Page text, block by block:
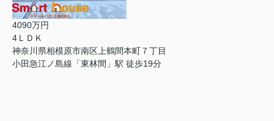
4090万円
4ＬＤＫ
神奈川県相模原市南区上鶴間本町７丁目
小田急江ノ島線「東林間」駅 徒歩19分